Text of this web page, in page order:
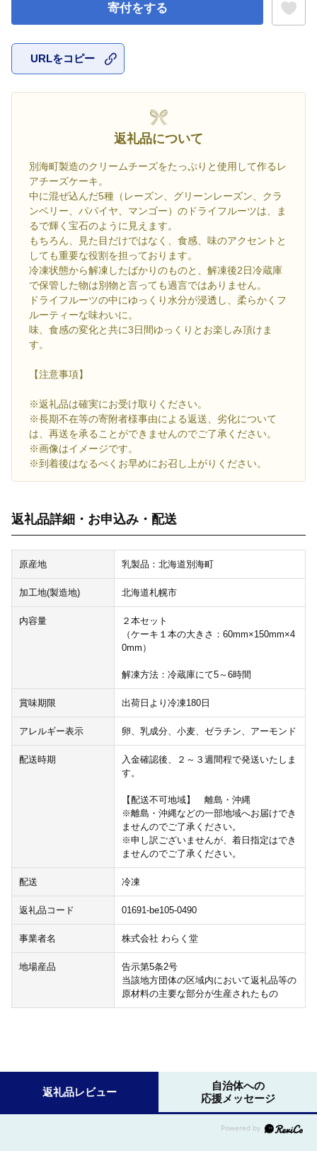
寄付をする
URLをコピー
返礼品について
別海町製造のクリームチーズをたっぷりと使用して作るレ
アチーズケーキ。
中に混ぜ込んだ5種（レーズン、グリーンレーズン、クラ
ンベリー、パパイヤ、マンゴー）のドライフルーツは、ま
るで輝く宝石のように見えます。
もちろん、見た目だけではなく、食感、味のアクセントと
しても重要な役割を担っております。
冷凍状態から解凍したばかりのものと、解凍後2日冷蔵庫
で保管した物は別物と言っても過言ではありません。
ドライフルーツの中にゆっくり水分が浸透し、柔らかくフ
ルーティーな味わいに。
味、食感の変化と共に3日間ゆっくりとお楽しみ頂けま
す。
【注意事項】
※返礼品は確実にお受け取りください。
※長期不在等の寄附者様事由による返送、劣化について
は、再送を承ることができませんのでご了承ください。
※画像はイメージです。
※到着後はなるべくお早めにお召し上がりください。
返礼品詳細・お申込み・配送
原産地 乳製品：北海道別海町
加工地(製造地) 北海道札幌市
内容量
２本セット
（ケーキ１本の大きさ：60mm×150mm×4
0mm）
解凍方法：冷蔵庫にて5～6時間
賞味期限 出荷日より冷凍180日
アレルギー表示 卵、乳成分、小麦、ゼラチン、アーモンド
配送時期
入金確認後、２～３週間程で発送いたしま
す。
【配送不可地域】 離島・沖縄
※離島・沖縄などの一部地域へお届けでき
ませんのでご了承ください。
※申し訳ございませんが、着日指定はでき
ませんのでご了承ください。
配送 冷凍
返礼品コード 01691-be105-0490
事業者名 株式会社 わらく堂
地場産品
告示第5条2号
当該地方団体の区域内において返礼品等の
原材料の主要な部分が生産されたもの
返礼品レビュー
自治体への
応援メッセージ